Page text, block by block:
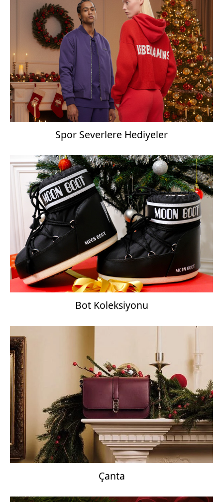
Spor Severlere Hediyeler
Bot Koleksiyonu
Çanta